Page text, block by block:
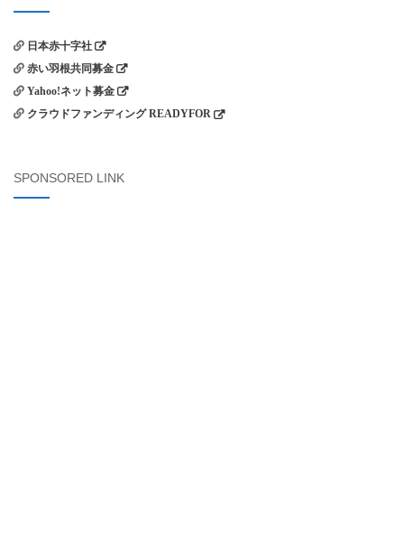
日本赤十字社
赤い羽根共同募金
Yahoo!ネット募金
クラウドファンディング READYFOR
SPONSORED LINK